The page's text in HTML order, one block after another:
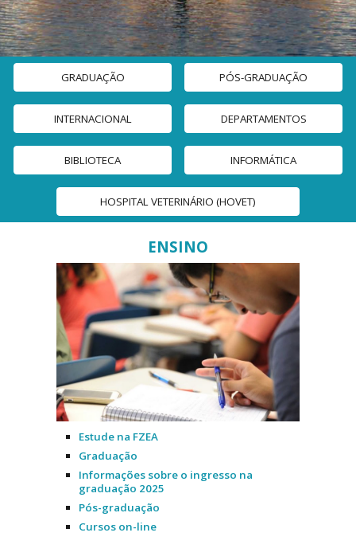
GRADUAÇÃO PÓS-GRADUAÇÃO
INTERNACIONAL DEPARTAMENTOS
BIBLIOTECA INFORMÁTICA
HOSPITAL VETERINÁRIO (HOVET)
ENSINO
Estude na FZEA
Graduação
Informações sobre o ingresso na
graduação 2025
Pós-graduação
Cursos on-line